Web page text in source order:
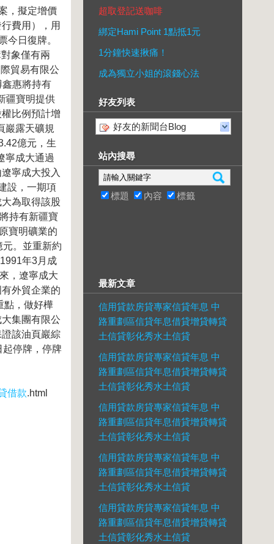
，擬定增價
費用），用
今日復牌。
象僅有兩
貿易有限公
惠將持有
疆寶明提供
比例預計增
巖露天礦規
億元，生
寧成大通過
寧成大投入
設，一期項
為取得該股
持有新疆寶
寶明礦業的
。並重新約
年3月成
，遼寧成大
外貿企業的
點，做好樺
集團有限公
該油頁巖綜
起停牌，停牌
借款.html
超取登記送咖啡
綁定Hami Point 1點抵1元
1分鐘快速揪痛！
成為獨立小姐的滾錢心法
好友列表
好友的新聞台Blog
站內搜尋
標題 內容 標籤
最新文章
信用貸款房貸專家信貸年息 中
路重劃區信貸年息借貸增貸轉貸
土信貸彰化秀水土信貸
信用貸款房貸專家信貸年息 中
路重劃區信貸年息借貸增貸轉貸
土信貸彰化秀水土信貸
信用貸款房貸專家信貸年息 中
路重劃區信貸年息借貸增貸轉貸
土信貸彰化秀水土信貸
信用貸款房貸專家信貸年息 中
路重劃區信貸年息借貸增貸轉貸
土信貸彰化秀水土信貸
信用貸款房貸專家信貸年息 中
路重劃區信貸年息借貸增貸轉貸
土信貸彰化秀水土信貸